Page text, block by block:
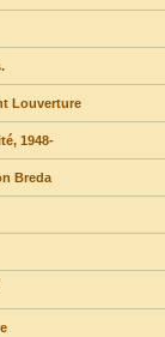
Louverture
1948-
Breda